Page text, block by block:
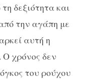
δεξιότητα και
την αγάπη με
αυτή η
Ο χρόνος δεν
του ρούχου